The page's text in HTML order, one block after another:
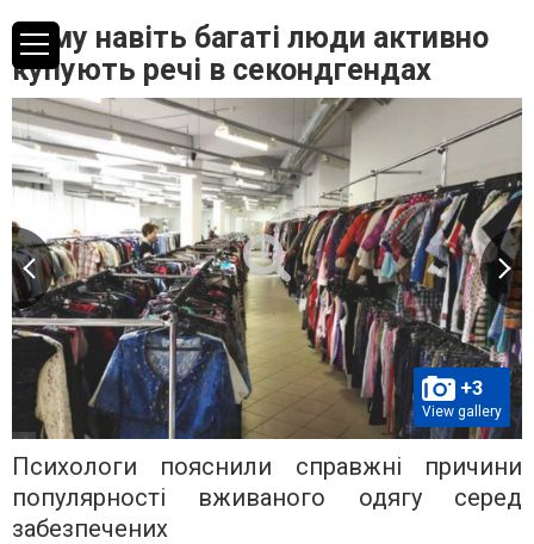
Чому навіть багаті люди активно
купують речі в секондгендах
+3
View gallery
Психологи пояснили справжні причини
популярності вживаного одягу серед
забезпечених